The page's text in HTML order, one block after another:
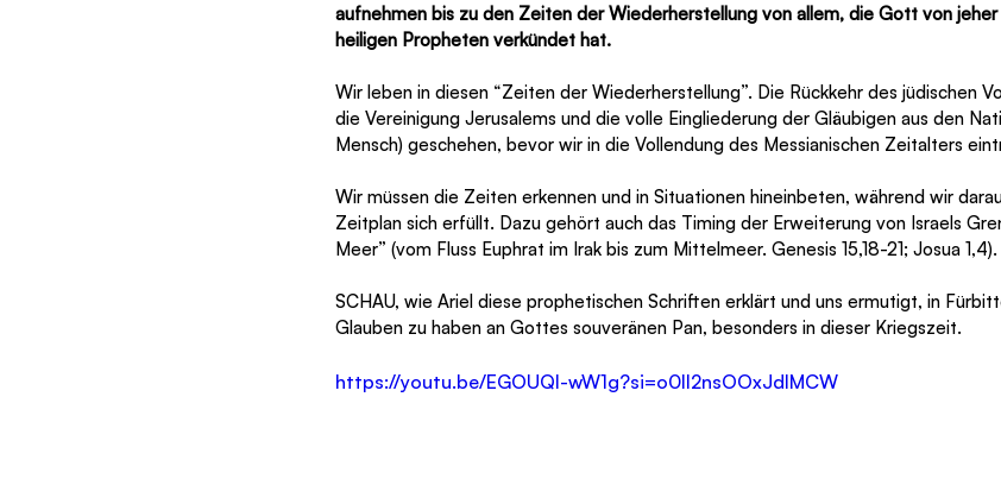
aufnehmen bis zu den Zeiten der Wiederherstellung von allem, die Gott von
heiligen Propheten verkündet hat.
Wir leben in diesen “Zeiten der Wiederherstellung”. Die Rückkehr des jüdischen
die Vereinigung Jerusalems und die volle Eingliederung der Gläubigen aus den
Mensch) geschehen, bevor wir in die Vollendung des Messianischen Zeitalters
Wir müssen die Zeiten erkennen und in Situationen hineinbeten, während wir
Zeitplan sich erfüllt. Dazu gehört auch das Timing der Erweiterung von Israels
Meer” (vom Fluss Euphrat im Irak bis zum Mittelmeer. Genesis 15,18-21; Josua 1,4).
SCHAU, wie Ariel diese prophetischen Schriften erklärt und uns ermutigt, in
Glauben zu haben an Gottes souveränen Pan, besonders in dieser Kriegszeit.
https://youtu.be/EGOUQI-wW1g?si=o0Il2nsOOxJdIMCW